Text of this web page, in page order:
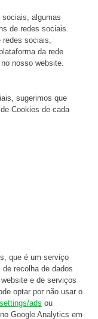
sociais, algumas
de redes sociais.
redes sociais,
da rede
nosso website.
sugerimos que
Cookies de cada
que é um serviço
recolha de dados
e de serviços
optar por não usar o
ads ou
Google Analytics em